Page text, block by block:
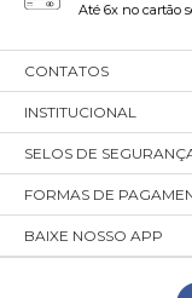
Até 6x no cartão
CONTATOS
INSTITUCIONAL
SELOS DE
FORMAS DE
BAIXE NOSSO APP